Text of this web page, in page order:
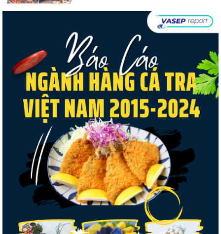
Góp ý Dự thảo Luật An toàn thực phẩm
(sửa đổi)
Thuế Mục 301 và bài toán thích ứng của
tôm Việt tại thị...
VASEP chào đón Công ty Cổ phần Thương
mại Sim Ba gia nhập...
Nguồn cung giảm, giá cá rô phi Trung
Quốc tiếp tục tăng